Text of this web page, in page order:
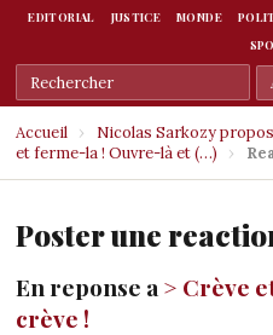
EDITORIAL
JUSTICE MONDE
Accueil › Nicolas Sarkozy
et ferme-la ! Ouvre-là et (…)
›
Poster une
En reponse a > Crève
crève !